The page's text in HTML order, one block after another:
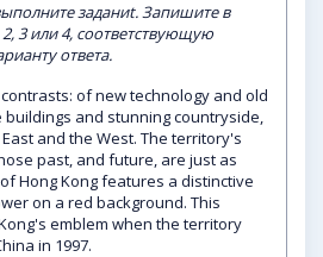
заданиt. Запишите в
3 или 4, соответствующую
ответа.
of new technology and old
and stunning countryside,
and the West. The territory's
past, and future, are just as
Hong Kong features a distinctive
on a red background. This
emblem when the territory
in 1997.